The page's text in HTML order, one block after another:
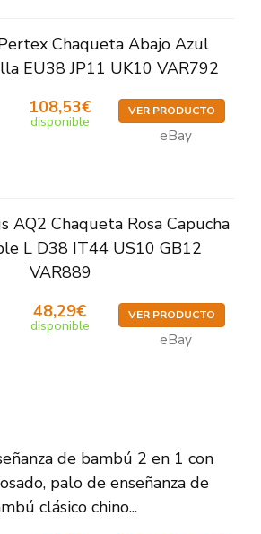
Chaqueta Abajo Azul
EU38 JP11 UK10 VAR792
108,53€
disponible
VER PRODUCTO
eBay
AQ2 Chaqueta Rosa Capucha
L D38 IT44 US10 GB12
VAR889
48,29€
disponible
VER PRODUCTO
eBay
de bambú 2 en 1 con
palo de enseñanza de
clásico chino...